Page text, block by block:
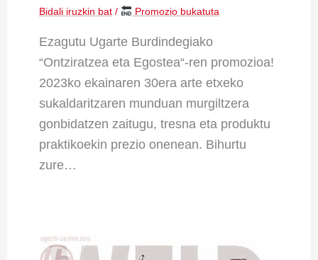
Bidali iruzkin bat / Promozio bukatuta
Ezagutu Ugarte Burdindegiako
“Ontziratzea eta Egostea“-ren promozioa!
2023ko ekainaren 30era arte etxeko
sukaldaritzaren munduan murgiltzera
gonbidatzen zaitugu, tresna eta produktu
praktikoekin prezio onenean. Bihurtu
zure…